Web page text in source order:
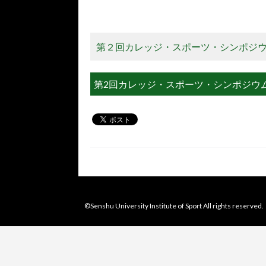
第２回カレッジ・スポーツ・シンポジ
第2回カレッジ・スポーツ・シンポジウ
©Senshu University Institute of Sport All rights reserved.